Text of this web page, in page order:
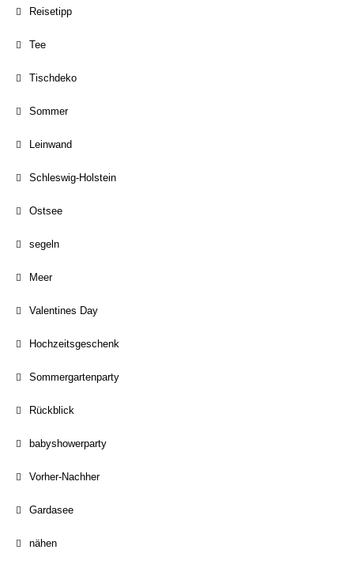
Reisetipp
Tee
Tischdeko
Sommer
Leinwand
Schleswig-Holstein
Ostsee
segeln
Meer
Valentines Day
Hochzeitsgeschenk
Sommergartenparty
Rückblick
babyshowerparty
Vorher-Nachher
Gardasee
nähen